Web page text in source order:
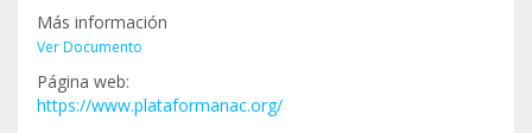
Más información
Ver Documento
Página web:
https://www.plataformanac.org/